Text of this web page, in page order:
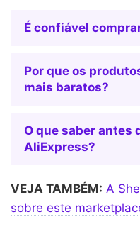
É confiável
Por que os
mais baratos?
O que saber antes
AliExpress?
VEJA TAMBÉM: A
sobre este